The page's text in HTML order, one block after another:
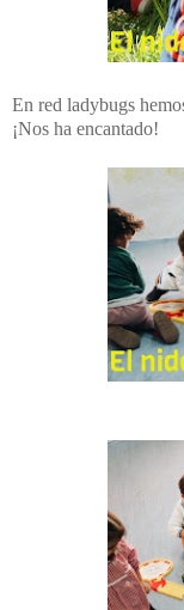
En red ladybugs
¡Nos ha encantado!